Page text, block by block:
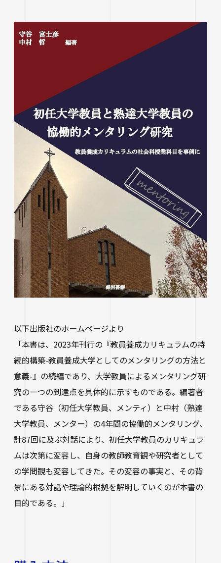
アルバイト紹介
学内で地震が発生したら
高大連携プログラム
看護実践開発研究センター ～実施プログラム
知的・人的資源の公開（講師派遣）
生涯学習・公開講座
オープンカレッジ
たいし塾
公開シンポジウム
その他の公開講座
以下出版社のホームページより
「本書は、2023年刊行の『教員養成カリキュラムの持
続的構築-教員養成大学としてのメンタリングの方法と
意義-』の続編であり、大学教員によるメンタリング研
究の一つの到達点を具体的に示すものである。編著者
である守谷（初任大学教員、メンティ）と中村（熟達
大学教員、メンター）の4年間の協働的メンタリング、
計87回に及ぶ対話により、初任大学教員のカリキュラ
ムは次第に変容し、自身の教師教育観や研究者として
の学問観も変容してきた。その変容の事実と、その背
景にある対話や理論的根拠を解明していくのが本書の
目的である。」